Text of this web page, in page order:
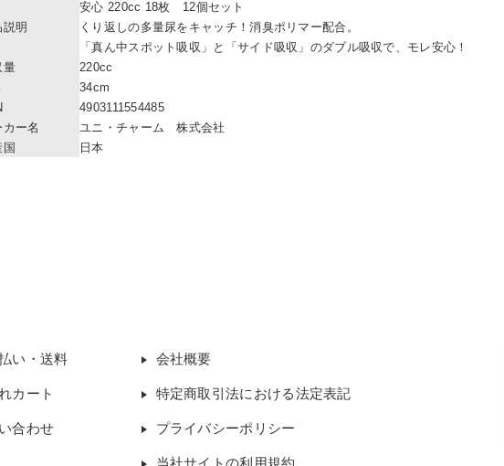
安心 220cc 18枚 12個セット
明
くり返しの多量尿をキャッチ！消臭ポリマー配合。
「真ん中スポット吸収」と「サイド吸収」のダブル吸収で、モレ安心！
量
220cc
34cm
4903111554485
カー名
ユニ・チャーム 株式会社
国
日本
い・送料
カート
合わせ
会社概要
特定商取引法における法定表記
プライバシーポリシー
当社サイトの利用規約